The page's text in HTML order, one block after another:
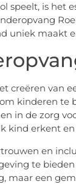
speelt, is het
uniek maakt
creëren van
kinderen
in de zorg
kind erkent
en
te
maar een